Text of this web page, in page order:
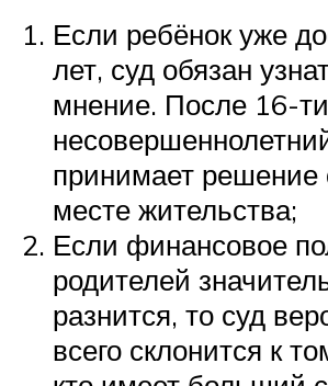
Если ребёнок уже
лет, суд обязан
мнение. После 16-
принимает решение
месте жительства;
Если финансовое
родителей
разнится, то суд
всего склонится к